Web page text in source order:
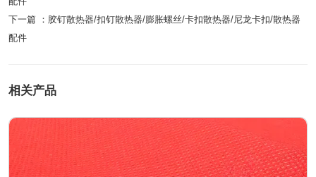
下一篇 ： 胶钉散热器/扣钉散热器/膨胀螺丝/卡扣散热器/尼龙卡扣/散热器
配件
相关产品